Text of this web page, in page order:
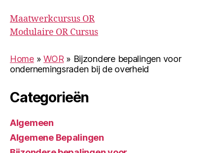
Maatwerkcursus OR
Modulaire OR Cursus
Home»WOR » Bijzondere bepalingen voor
ondernemingsraden bij de overheid
Categorieën
Algemeen
Algemene Bepalingen